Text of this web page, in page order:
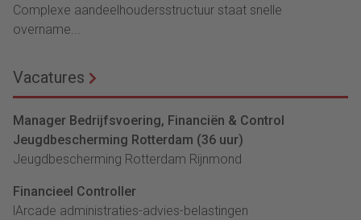
Complexe aandeelhoudersstructuur staat snelle
overname...
Vacatures
Manager Bedrijfsvoering, Financiën & Control
Jeugdbescherming Rotterdam (36 uur)
Jeugdbescherming Rotterdam Rijnmond
Financieel Controller
lArcade administraties-advies-belastingen